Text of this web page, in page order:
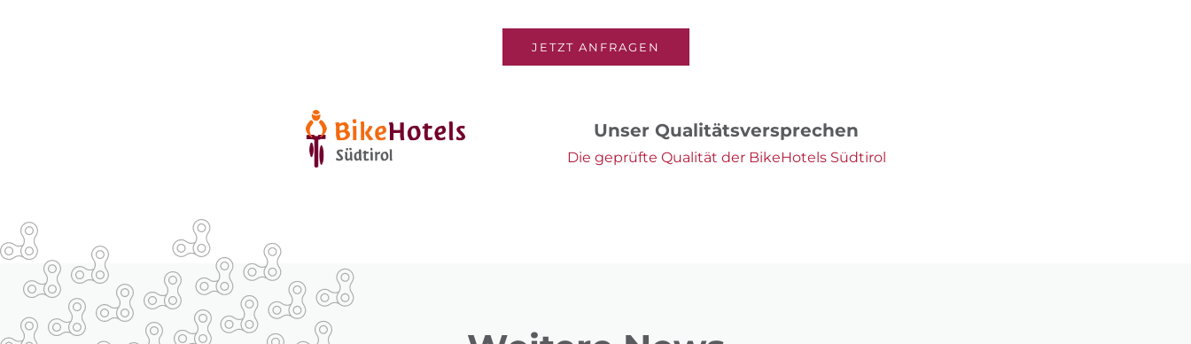
JETZT ANFRAGEN
Unser Qualitätsversprechen
Die geprüfte Qualität der BikeHotels Südtirol